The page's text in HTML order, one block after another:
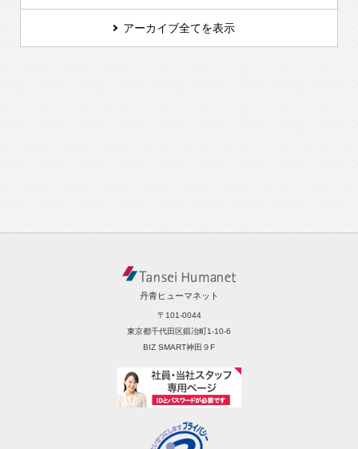
アーカイブ全てを表示
丹青ヒューマネット
〒101-0044
東京都千代田区鍛冶町1-10-6
BIZ SMART神田９F